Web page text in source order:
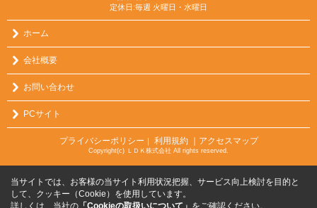
定休日:毎週 火曜日・水曜日
ホーム
会社概要
お問い合わせ
PCサイト
プライバシーポリシー ｜ 利用規約 ｜アクセスマップ
Copyright(c) ＬＤＫ株式会社 All rights reserved.
当サイトでは、お客様の当サイト利用状況把握、サービス向上検討を目的と
して、クッキー（Cookie）を使用しています。
詳しくは、当社の 「Cookieの取扱いについて」 をご確認ください。